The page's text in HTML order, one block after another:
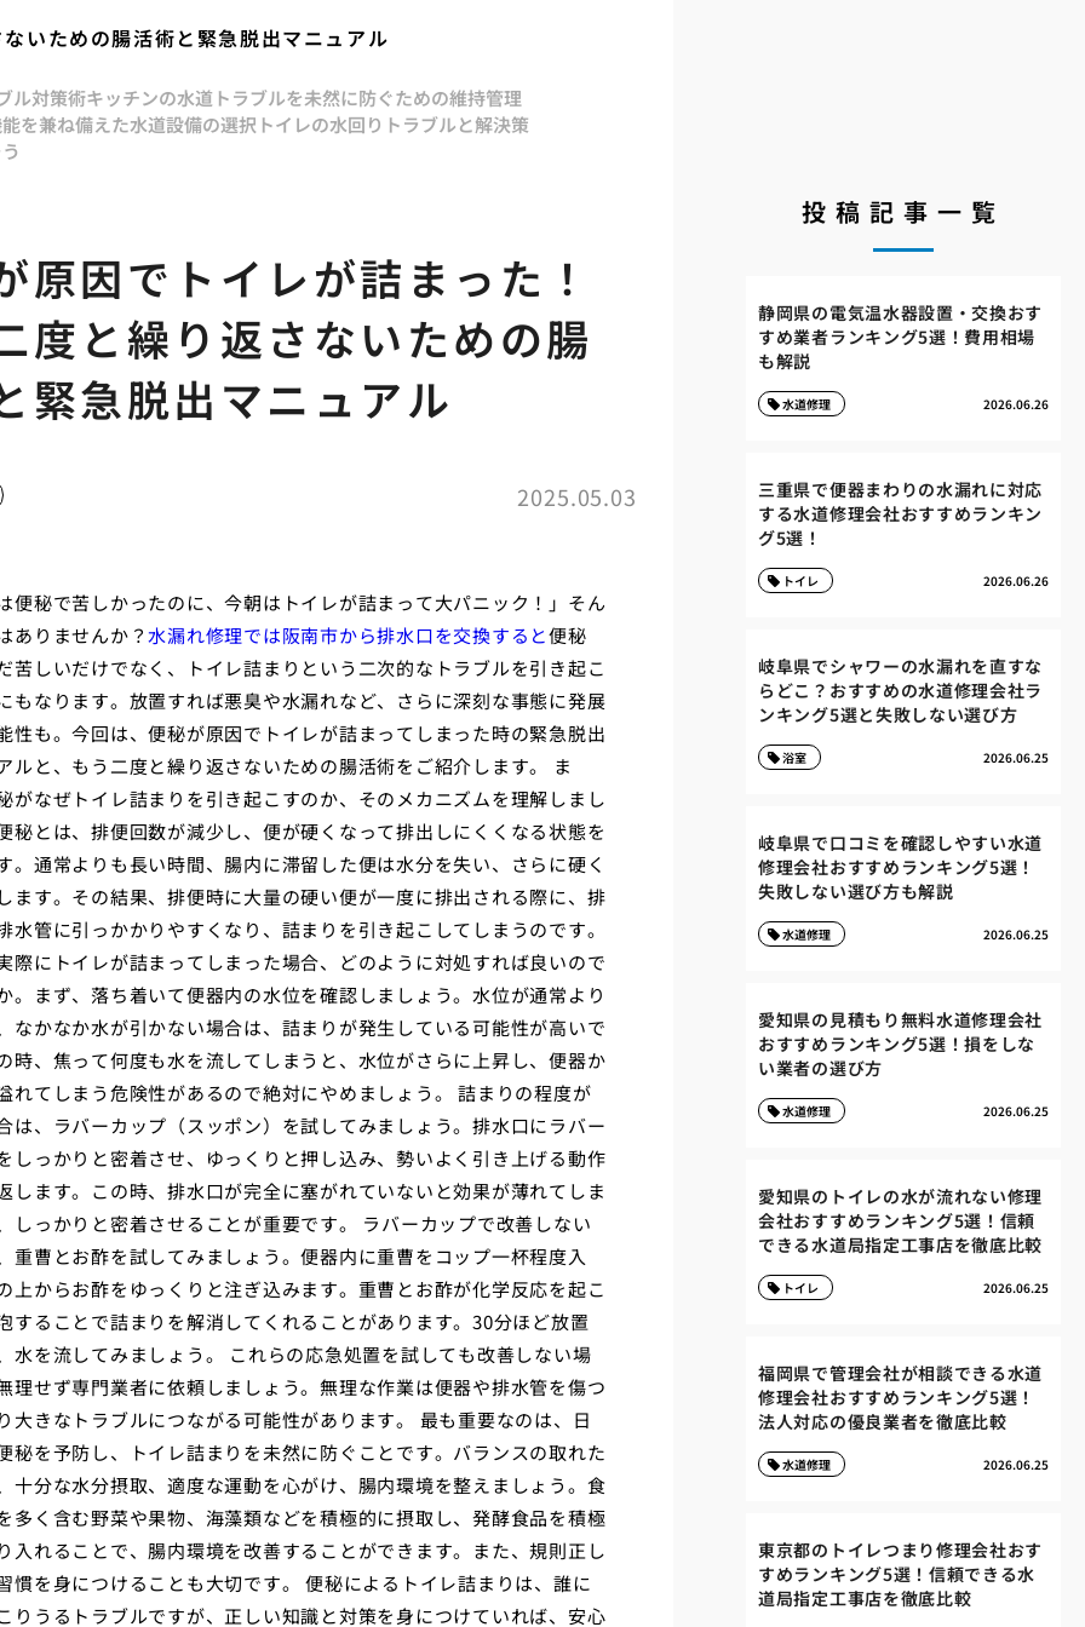
いための腸活術と緊急脱出マニュアル
ル対策術キッチンの水道トラブルを未然に防ぐための維持管理
を兼ね備えた水道設備の選択 トイレの水回りトラブルと解決策
原因でトイレが詰まった！
度と繰り返さないための腸
緊急脱出マニュアル
2025.05.03
便秘で苦しかったのに、今朝はトイレが詰まって大パニック！」そん
ありませんか？水漏れ修理では阪南市から排水口を交換すると便秘
苦しいだけでなく、トイレ詰まりという二次的なトラブルを引き起こ
もなります。放置すれば悪臭や水漏れなど、さらに深刻な事態に発展
性も。今回は、便秘が原因でトイレが詰まってしまった時の緊急脱出
ルと、もう二度と繰り返さないための腸活術をご紹介します。 ま
がなぜトイレ詰まりを引き起こすのか、そのメカニズムを理解しまし
秘とは、排便回数が減少し、便が硬くなって排出しにくくなる状態を
。通常よりも長い時間、腸内に滞留した便は水分を失い、さらに硬く
ます。その結果、排便時に大量の硬い便が一度に排出される際に、排
水管に引っかかりやすくなり、詰まりを引き起こしてしまうのです。
際にトイレが詰まってしまった場合、どのように対処すれば良いので
。まず、落ち着いて便器内の水位を確認しましょう。水位が通常より
なかなか水が引かない場合は、詰まりが発生している可能性が高いで
時、焦って何度も水を流してしまうと、水位がさらに上昇し、便器か
れてしまう危険性があるので絶対にやめましょう。 詰まりの程度が
は、ラバーカップ（スッポン）を試してみましょう。排水口にラバー
しっかりと密着させ、ゆっくりと押し込み、勢いよく引き上げる動作
します。この時、排水口が完全に塞がれていないと効果が薄れてしま
しっかりと密着させることが重要です。 ラバーカップで改善しない
重曹とお酢を試してみましょう。便器内に重曹をコップ一杯程度入
上からお酢をゆっくりと注ぎ込みます。重曹とお酢が化学反応を起こ
することで詰まりを解消してくれることがあります。30分ほど放置
水を流してみましょう。 これらの応急処置を試しても改善しない場
理せず専門業者に依頼しましょう。無理な作業は便器や排水管を傷つ
大きなトラブルにつながる可能性があります。 最も重要なのは、日
秘を予防し、トイレ詰まりを未然に防ぐことです。バランスの取れた
十分な水分摂取、適度な運動を心がけ、腸内環境を整えましょう。食
多く含む野菜や果物、海藻類などを積極的に摂取し、発酵食品を積極
入れることで、腸内環境を改善することができます。また、規則正し
慣を身につけることも大切です。 便秘によるトイレ詰まりは、誰に
りうるトラブルですが、正しい知識と対策を身につけていれば、安心
投稿記事一覧
静岡県の電気温水器設置・交換おす
すめ業者ランキング5選！費用相場
も解説
2026.06.26
水道修理
三重県で便器まわりの水漏れに対応
する水道修理会社おすすめランキン
グ5選！
2026.06.26
トイレ
岐阜県でシャワーの水漏れを直すな
らどこ？おすすめの水道修理会社ラ
ンキング5選と失敗しない選び方
2026.06.25
浴室
岐阜県で口コミを確認しやすい水道
修理会社おすすめランキング5選！
失敗しない選び方も解説
2026.06.25
水道修理
愛知県の見積もり無料水道修理会社
おすすめランキング5選！損をしな
い業者の選び方
2026.06.25
水道修理
愛知県のトイレの水が流れない修理
会社おすすめランキング5選！信頼
できる水道局指定工事店を徹底比較
2026.06.25
トイレ
福岡県で管理会社が相談できる水道
修理会社おすすめランキング5選！
法人対応の優良業者を徹底比較
2026.06.25
水道修理
東京都のトイレつまり修理会社おす
すめランキング5選！信頼できる水
道局指定工事店を徹底比較